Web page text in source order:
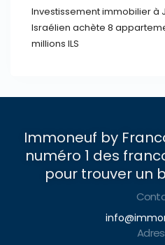
Investissement immobilier à
Israélien achète 8
millions ILS
Immoneuf by
numéro 1 des
pour trouver un